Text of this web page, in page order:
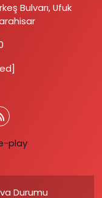
Bulvarı, Ufuk
Durumu